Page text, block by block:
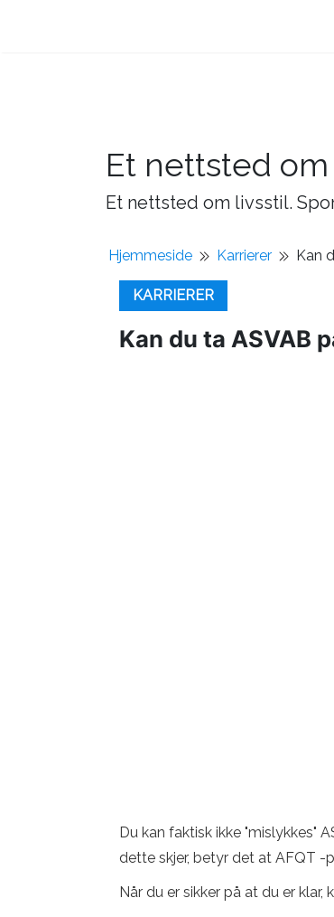
Et nettsted
Et nettsted om livsstil.
Hjemmeside Karrierer Kan
KARRIERER
Kan du ta ASVAB
Du kan faktisk ikke "mislykkes"
dette skjer, betyr det at AFQT -
Når du er sikker på at du er